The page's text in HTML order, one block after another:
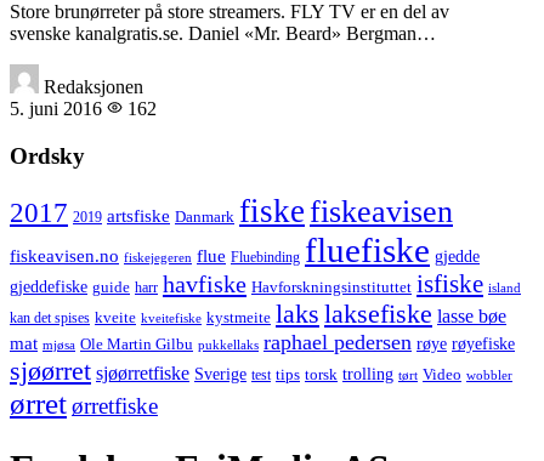
Store brunørreter på store streamers. FLY TV er en del av
svenske kanalgratis.se. Daniel «Mr. Beard» Bergman…
Redaksjonen
5. juni 2016
162
Ordsky
2017 2019 artsfiske Danmark fiskefiskeavisen
fiskeavisen.no fiskejegeren flue Fluebinding fluefiske gjedde
gjeddefiske guide harr havfiske Havforskningsinstituttet isfiske island
kan det spises kveite kveitefiske kystmeite laks laksefiske lasse bøe
mat mjøsa Ole Martin Gilbu pukkellaks raphael pedersen røye røyefiske
sjøørret sjøørretfiske Sverige test tips torsk trolling tørt Video wobbler
ørretørretfiske